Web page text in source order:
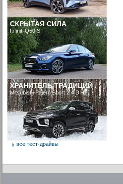
СКРЫТАЯ СИЛА
Infiniti Q50 S
ХРАНИТЕЛЬ ТРАДИЦИЙ
Mitsubishi Pajero Sport 2.4 DI-D
все тест-драйвы